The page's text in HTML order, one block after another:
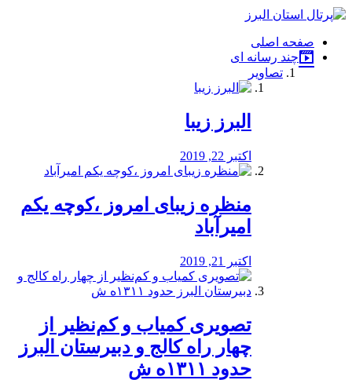
فصد
شرق
تهران
خشکشویی
صفحه اصلی
چند رسانه ای
تصاویر
البرز زیبا
اکتبر 22, 2019
منظره‌‌ زیبای امروز ،کوچه یکم
امیرآباد
اکتبر 21, 2019
️تصویری کمیاب و کم‌نظیر از
چهار راه كالج و دبيرستان البرز
حدود ۱۳۱۱ه ش